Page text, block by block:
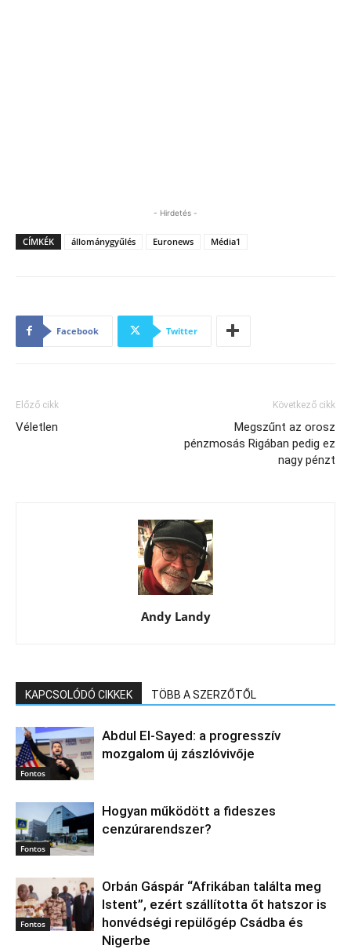
- Hirdetés -
CÍMKÉK állománygyűlés Euronews Média1
Facebook Twitter
Előző cikk
Véletlen
Következő cikk
Megszűnt az orosz
pénzmosás Rigában pedig ez
nagy pénzt
Andy Landy
KAPCSOLÓDÓ CIKKEK TÖBB A SZERZŐTŐL
Fontos
Abdul El‑Sayed: a progresszív
mozgalom új zászlóvivője
Fontos
Hogyan működött a fideszes
cenzúrarendszer?
Fontos
Orbán Gáspár “Afrikában találta meg
Istent”, ezért szállította őt hatszor is
honvédségi repülőgép Csádba és
Nigerbe